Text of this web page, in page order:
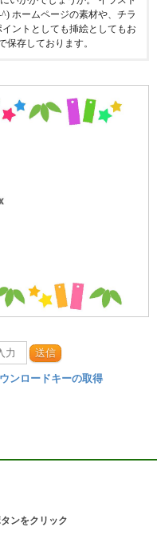
ホームページの素材や、チラ
ントとしても挿絵としてもお
保存しております。
送信
ンロードキーの取得
ンをクリック